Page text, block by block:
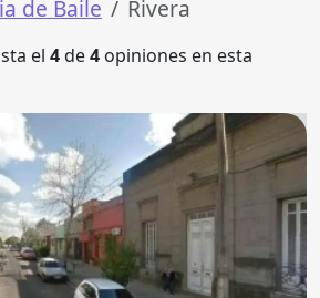
de Baile Rivera
el 4de4 opiniones en esta